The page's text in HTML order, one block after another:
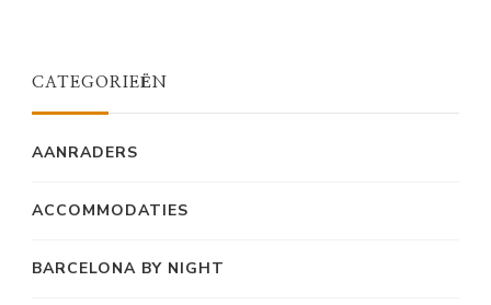
CATEGORIEËN
AANRADERS
ACCOMMODATIES
BARCELONA BY NIGHT